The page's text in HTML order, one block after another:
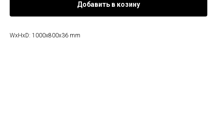
Добавить в козину
WxHxD: 1000x800x36 mm